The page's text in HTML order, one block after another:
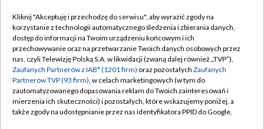
TVP
Abonament TVP
Emisja w TVP
Centrum informacji TVP
Naziemna Telewizja Cyfrowa
Regulamin TVP
Polityka prywatności
Moje zgody
Pomoc
Kliknij "Akceptuję i przechodzę do serwisu", aby wyrazić zgody na
korzystanie z technologii automatycznego śledzenia i zbierania danych,
dostęp do informacji na Twoim urządzeniu końcowym i ich
przechowywanie oraz na przetwarzanie Twoich danych osobowych przez
nas, czyli Telewizję Polską S.A. w likwidacji (zwaną dalej również „TVP”),
Zaufanych Partnerów z IAB* (1201 firm) oraz pozostałych Zaufanych
Partnerów TVP (93 firm), w celach marketingowych (w tym do
zautomatyzowanego dopasowania reklam do Twoich zainteresowań i
mierzenia ich skuteczności) i pozostałych, które wskazujemy poniżej, a
także zgody na udostępnianie przez nas identyfikatora PPID do Google.